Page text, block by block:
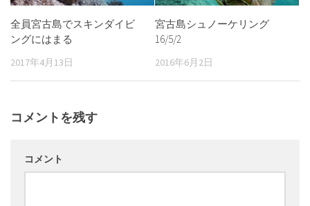
全員宮古島でスキンダイビ
ングにはまる
2017年4月13日
宮古島シュノーケリング
16/5/2
2016年6月2日
コメントを残す
コメント